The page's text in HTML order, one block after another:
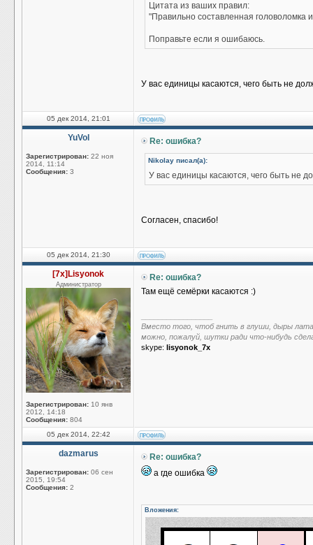
Цитата из ваших правил:
"Правильно составленная головоломка
Поправьте если я ошибаюсь.
У вас единицы касаются, чего быть не
05 дек 2014, 21:01
YuVol
Зарегистрирован: 22 ноя
2014, 11:14
Сообщения: 3
Re: ошибка?
Nikolay писал(а):
У вас единицы касаются, чего быть не
Согласен, спасибо!
05 дек 2014, 21:30
[7x]Lisyonok
Администратор
Зарегистрирован: 10 янв
2012, 14:18
Сообщения: 804
Re: ошибка?
Там ещё семёрки касаются :)
Вместо того, чтоб гнить в глуши, дыры
можно, пожалуй, шутки ради что-нибудь
skype: lisyonok_7x
05 дек 2014, 22:42
dazmarus
Зарегистрирован: 06 сен
2015, 19:54
Сообщения: 2
Re: ошибка?
а где ошибка
Вложения: